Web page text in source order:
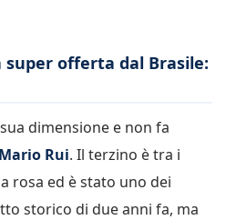
offerta dal Brasile:
dimensione e non fa
Mario Rui. Il terzino è tra i
rosa ed è stato uno dei
storico di due anni fa, ma